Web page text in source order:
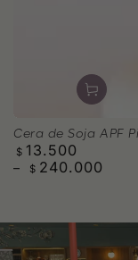
Cera de Soja APF
Precio
regular
$ 13.500
$ 240.000